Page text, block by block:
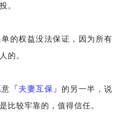
。
的权益没法保证，因为所有
的。
「夫妻互保」 的另一半，说
比较牢靠的，值得信任。